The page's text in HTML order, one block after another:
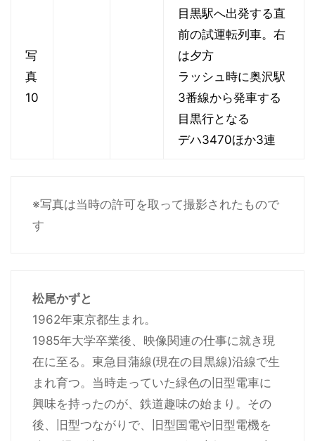
写
真
10
目黒駅へ出発する直
前の試運転列車。右
は夕方
ラッシュ時に奥沢駅
3番線から発車する
目黒行となる
デハ3470ほか3連
※写真は当時の許可を取って撮影されたもので
す
松尾かずと
1962年東京都生まれ。
1985年大学卒業後、映像関連の仕事に就き現
在に至る。東急目蒲線(現在の目黒線)沿線で生
まれ育つ。当時走っていた緑色の旧型電車に
興味を持ったのが、鉄道趣味の始まり。その
後、旧型つながりで、旧型国電や旧型電機を